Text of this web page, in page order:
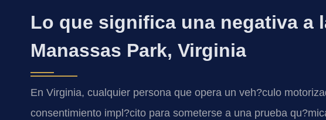
Lo que significa una negativa a
Manassas Park, Virginia
En Virginia, cualquier persona que opera un veh?culo
consentimiento impl?cito para someterse a una prueba